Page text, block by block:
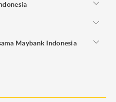
Maybank Indonesia